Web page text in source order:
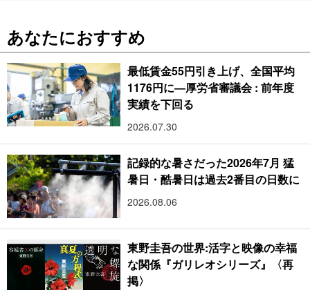
あなたにおすすめ
最低賃金55円引き上げ、全国平均
1176円に―厚労省審議会 : 前年度
実績を下回る
2026.07.30
記録的な暑さだった2026年7月 猛
暑日・酷暑日は過去2番目の日数に
2026.08.06
東野圭吾の世界:活字と映像の幸福
な関係『ガリレオシリーズ』〈再
掲〉